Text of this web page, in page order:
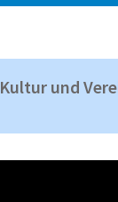
Kultur und